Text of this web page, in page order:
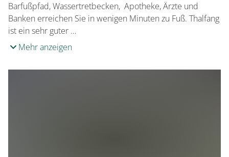
Barfußpfad, Wassertretbecken, Apotheke, Ärzte und
Banken erreichen Sie in wenigen Minuten zu Fuß. Thalfang
ist ein sehr guter …
Mehr anzeigen